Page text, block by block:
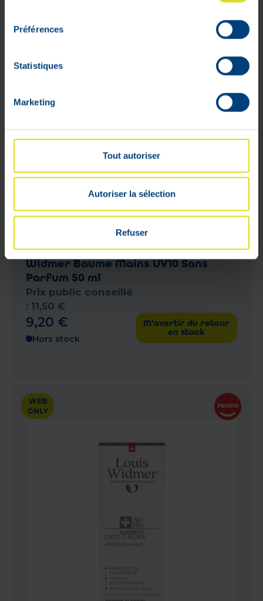
Préférences
Statistiques
Marketing
Tout autoriser
Autoriser la sélection
Refuser
WEB
Widmer Baume Mains UV10 Sans
Parfum 50 ml
Prix public conseillé
: 11,50 €
9,20 €
Hors stock
M'avertir du retour
en stock
WEB
ONLY